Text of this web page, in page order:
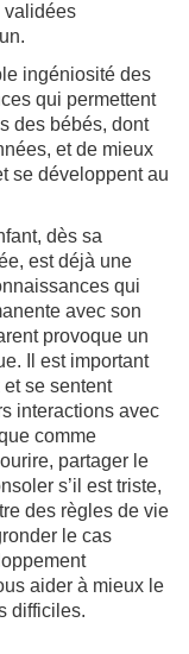
validées
ingéniosité des
qui permettent
des bébés, dont
et de mieux
se développent au
dès sa
est déjà une
qui
avec son
provoque un
Il est important
se sentent
interactions avec
comme
partager le
s’il est triste,
des règles de vie
le cas
aider à mieux le
difficiles.